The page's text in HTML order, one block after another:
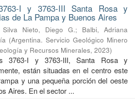
I y 3763-III Santa Rosa y
de La Pampa y Buenos Aires
Silva Nieto, Diego G.; Balbi, Adriana
(Argentina. Servicio Geológico Minero
y Recursos Minerales, 2023)
3763-I y 3763-III, Santa Rosa y
están situadas en el centro este
y una pequeña porción del oeste
Aires. En el sector ...